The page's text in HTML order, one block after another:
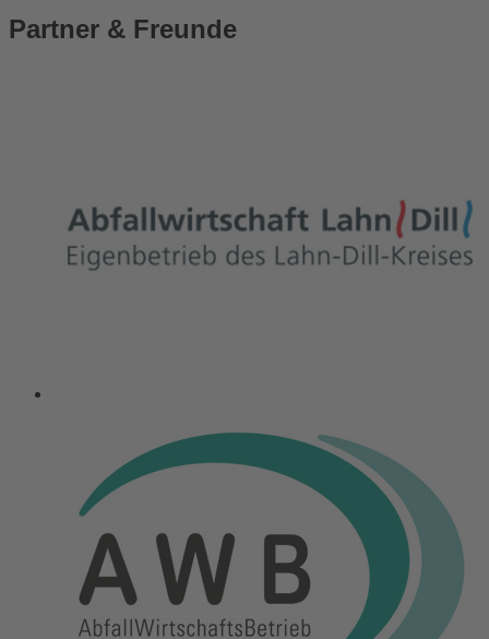
Partner & Freunde